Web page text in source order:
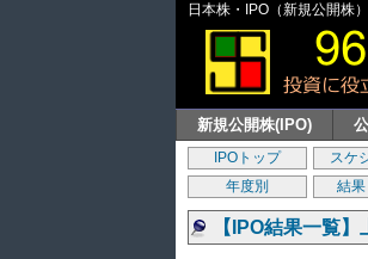
日本株・IPO（新規公開株
新規公開株(IPO)
IPOトップ スケ
年度別
結果
【IPO結果一覧